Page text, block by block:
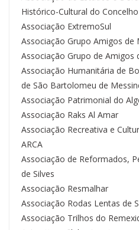
Histórico-Cultural do
Associação ExtremoSul
Associação Grupo Amigos de
Associação Grupo de Amigos
Associação Humanitária de
de São Bartolomeu de
Associação Patrimonial do
Associação Raks Al Amar
Associação Recreativa e
ARCA
Associação de Reformados,
de Silves
Associação Resmalhar
Associação Rodas Lentas de
Associação Trilhos do